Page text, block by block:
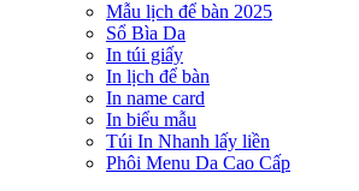
Mẫu lịch để bàn 2025
Sổ Bìa Da
In túi giấy
In lịch để bàn
In name card
In biểu mẫu
Túi In Nhanh lấy liền
Phôi Menu Da Cao Cấp